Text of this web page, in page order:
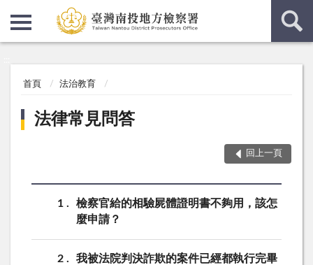
首頁 法治教育
法律常見問答
回上一頁
1
檢察官給的相驗屍體證明書不夠用，該怎
麼申請？
2
我被法院判決詐欺的案件已經都執行完畢